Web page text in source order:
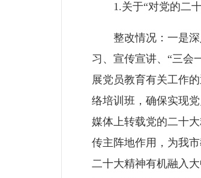
1.关于“对党的二十
整改情况：一是深
习、宣传宣讲、“三会
展党员教育有关工作
络培训班，确保实现
媒体上转载党的二十
传主阵地作用，为我
二十大精神有机融入